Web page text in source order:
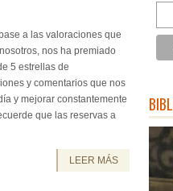
a las valoraciones que
nos ha premiado
5 estrellas de
y comentarios que nos
y mejorar constantemente
que las reservas a
LEER MÁS